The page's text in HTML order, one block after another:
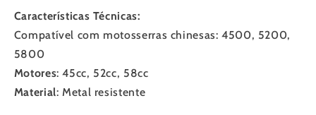
Características Técnicas:
Compatível com motosserras chinesas: 4500, 5200,
5800
Motores: 45cc, 52cc, 58cc
Material: Metal resistente